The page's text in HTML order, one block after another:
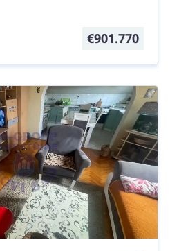
€901.770